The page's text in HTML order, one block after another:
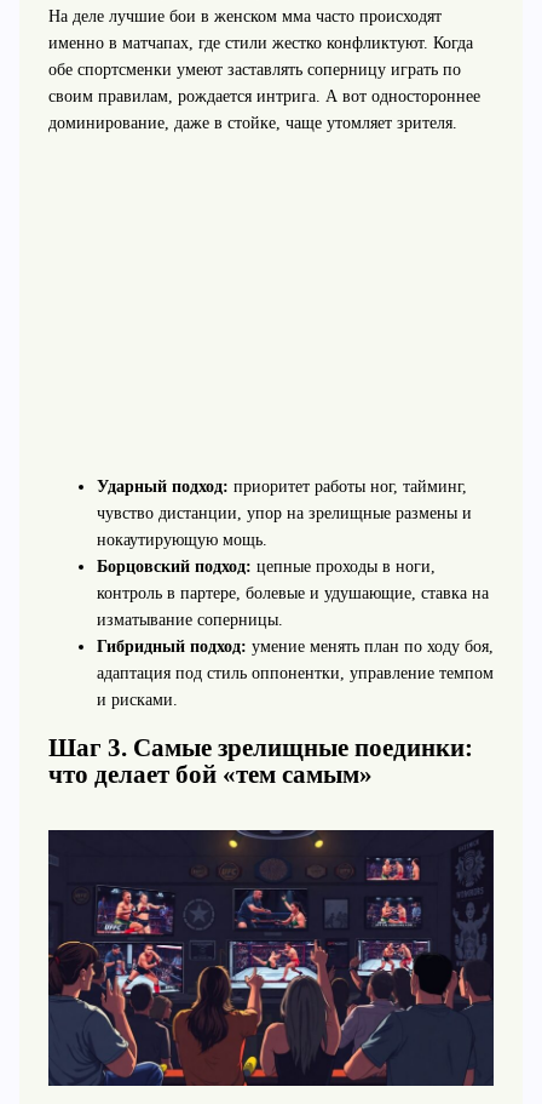
На деле лучшие бои в женском мма часто происходят
именно в матчапах, где стили жестко конфликтуют. Когда
обе спортсменки умеют заставлять соперницу играть по
своим правилам, рождается интрига. А вот одностороннее
доминирование, даже в стойке, чаще утомляет зрителя.
Ударный подход: приоритет работы ног, тайминг,
чувство дистанции, упор на зрелищные размены и
нокаутирующую мощь.
Борцовский подход: цепные проходы в ноги,
контроль в партере, болевые и удушающие, ставка на
изматывание соперницы.
Гибридный подход: умение менять план по ходу боя,
адаптация под стиль оппонентки, управление темпом
и рисками.
Шаг 3. Самые зрелищные поединки:
что делает бой «тем самым»